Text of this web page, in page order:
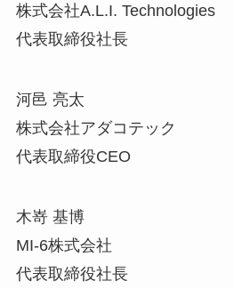
株式会社A.L.I. Technologies
代表取締役社長
河邑 亮太
株式会社アダコテック
代表取締役CEO
木嵜 基博
MI-6株式会社
代表取締役社長